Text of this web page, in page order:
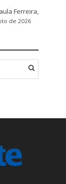
Ferreira,
de 2026